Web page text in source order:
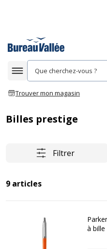
Afficher la navigation
Trouver mon magasin
Billes prestige
Filtrer
9 articles
à